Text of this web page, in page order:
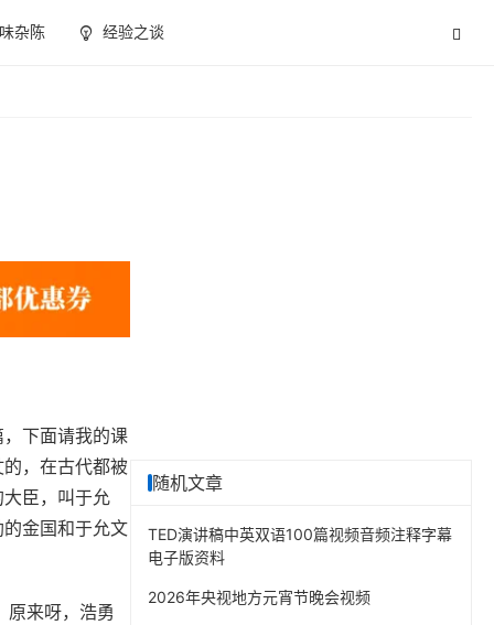
杂陈 经验之谈
下面请我的课
，在古代都被
臣，叫于允
金国和于允文
原来呀，浩勇
随机文章
TED演讲稿中英双语100篇视频音频注释字幕
电子版资料
2026年央视地方元宵节晚会视频